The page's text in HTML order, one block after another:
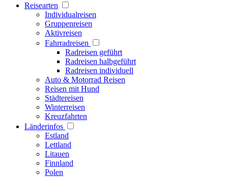
Reisearten
Individualreisen
Gruppenreisen
Aktivreisen
Fahrradreisen
Radreisen geführt
Radreisen halbgeführt
Radreisen individuell
Auto & Motorrad Reisen
Reisen mit Hund
Städtereisen
Winterreisen
Kreuzfahrten
Länderinfos
Estland
Lettland
Litauen
Finnland
Polen